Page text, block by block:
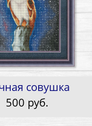
совушка
500 pуб.